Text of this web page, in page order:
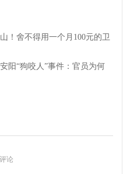
！舍不得用一个月100元的卫
阳“狗咬人”事件：官员为何
论